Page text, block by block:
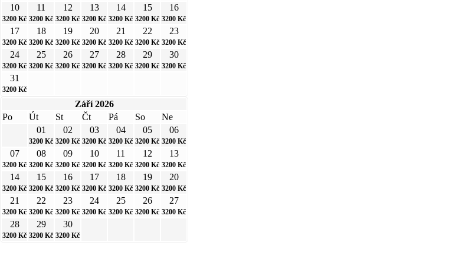
10
3200 Kč
11
3200 Kč
12
3200 Kč
13
3200 Kč
14
3200 Kč
15
3200 Kč
16
3200 Kč
17
3200 Kč
18
3200 Kč
19
3200 Kč
20
3200 Kč
21
3200 Kč
22
3200 Kč
23
3200 Kč
24
3200 Kč
25
3200 Kč
26
3200 Kč
27
3200 Kč
28
3200 Kč
29
3200 Kč
30
3200 Kč
31
3200 Kč
Září 2026
Po
Út St Čt Pá So
Ne
01
3200 Kč
02
3200 Kč
03
3200 Kč
04
3200 Kč
05
3200 Kč
06
3200 Kč
07
3200 Kč
08
3200 Kč
09
3200 Kč
10
3200 Kč
11
3200 Kč
12
3200 Kč
13
3200 Kč
14
3200 Kč
15
3200 Kč
16
3200 Kč
17
3200 Kč
18
3200 Kč
19
3200 Kč
20
3200 Kč
21
3200 Kč
22
3200 Kč
23
3200 Kč
24
3200 Kč
25
3200 Kč
26
3200 Kč
27
3200 Kč
28
3200 Kč
29
3200 Kč
30
3200 Kč